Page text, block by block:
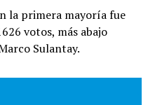
la primera mayoría fue
votos, más abajo
Sulantay.